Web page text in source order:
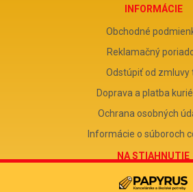
INFORMÁCIE
Obchodné
Reklamačný
Odstúpiť od zmluvy
Doprava a platba
Ochrana osobných
Informácie o súboroch
NA STIAHNUTIE
Reklamačný